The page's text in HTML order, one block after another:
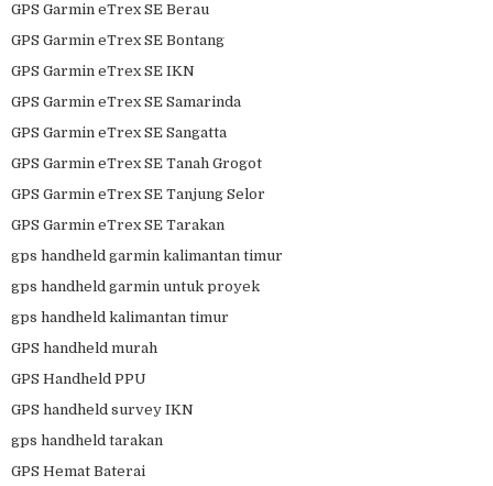
GPS Garmin eTrex SE Berau
GPS Garmin eTrex SE Bontang
GPS Garmin eTrex SE IKN
GPS Garmin eTrex SE Samarinda
GPS Garmin eTrex SE Sangatta
GPS Garmin eTrex SE Tanah Grogot
GPS Garmin eTrex SE Tanjung Selor
GPS Garmin eTrex SE Tarakan
gps handheld garmin kalimantan timur
gps handheld garmin untuk proyek
gps handheld kalimantan timur
GPS handheld murah
GPS Handheld PPU
GPS handheld survey IKN
gps handheld tarakan
GPS Hemat Baterai